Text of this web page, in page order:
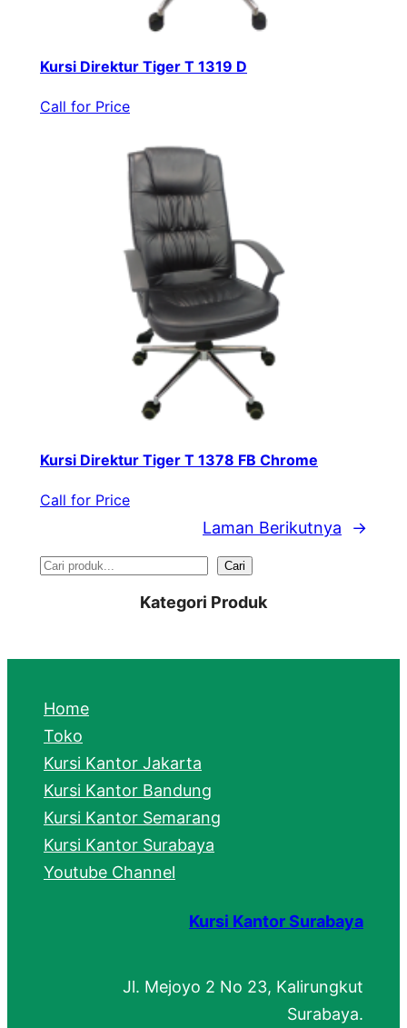
Kursi Direktur Tiger T 1319 D
Call for Price
Kursi Direktur Tiger T 1378 FB Chrome
Call for Price
Laman Berikutnya →
S
r
h
Cari
Kategori Produk
Home
Toko
Kursi Kantor Jakarta
Kursi Kantor Bandung
Kursi Kantor Semarang
Kursi Kantor Surabaya
Youtube Channel
Kursi Kantor Surabaya
Jl. Mejoyo 2 No 23, Kalirungkut
Surabaya.